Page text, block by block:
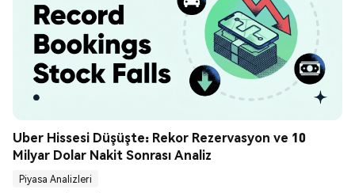
Uber Hissesi Düşüşte: Rekor Rezervasyon ve 10
Milyar Dolar Nakit Sonrası Analiz
Piyasa Analizleri